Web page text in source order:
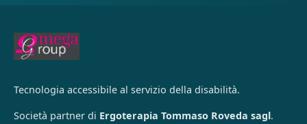
Tecnologia accessibile al servizio della disabilità.
Società partner di Ergoterapia Tommaso Roveda sagl.